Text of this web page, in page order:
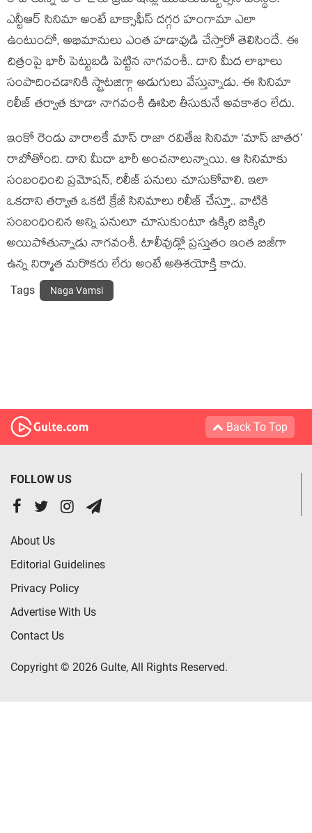
ఎన్టీఆర్ సినిమా అంటే బాక్సాఫీస్ దగ్గర హంగామా ఎలా
ఉంటుందో, అభిమానులు ఎంత హడావుడి చేస్తారో తెలిసిందే. ఈ
చిత్రంపై భారీ పెట్టుబడి పెట్టిన నాగవంశీ.. దాని మీద లాభాలు
సంపాదించడానికి స్ట్రాటజిగ్గా అడుగులు వేస్తున్నాడు. ఈ సినిమా
రిలీజ్ తర్వాత కూడా నాగవంశీ ఊపిరి తీసుకునే అవకాశం లేదు.
ఇంకో రెండు వారాలకే మాస్ రాజా రవితేజ సినిమా ‘మాస్ జాతర’
రాబోతోంది. దాని మీదా భారీ అంచనాలున్నాయి. ఆ సినిమాకు
సంబంధించి ప్రమోషన్, రిలీజ్ పనులు చూసుకోవాలి. ఇలా
ఒకదాని తర్వాత ఒకటి క్రేజీ సినిమాలు రిలీజ్ చేస్తూ.. వాటికి
సంబంధించిన అన్ని పనులూ చూసుకుంటూ ఉక్కిరి బిక్కిరి
అయిపోతున్నాడు నాగవంశీ. టాలీవుడ్లో ప్రస్తుతం ఇంత బిజీగా
ఉన్న నిర్మాత మరొకరు లేరు అంటే అతిశయోక్తి కాదు.
Tags Naga Vamsi
Back To Top
FOLLOW US
About Us
Editorial Guidelines
Privacy Policy
Advertise With Us
Contact Us
Copyright © 2026 Gulte, All Rights Reserved.